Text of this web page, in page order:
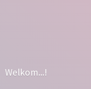
Welkom...!